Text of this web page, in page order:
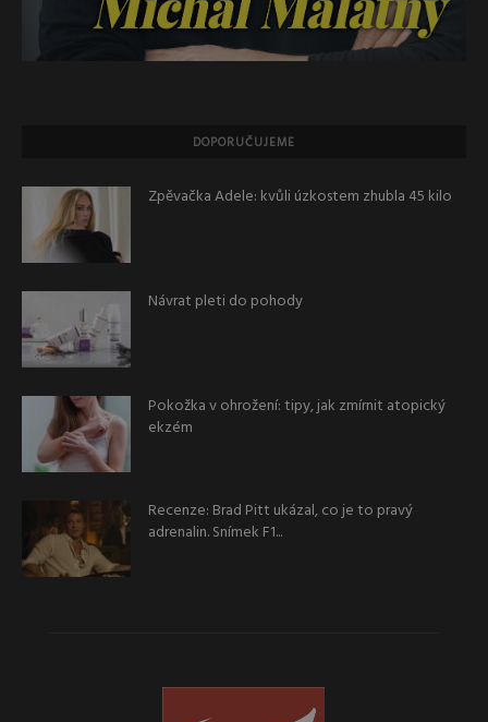
DOPORUČUJEME
Zpěvačka Adele: kvůli úzkostem zhubla 45 kilo
Návrat pleti do pohody
Pokožka v ohrožení: tipy, jak zmírnit atopický
ekzém
Recenze: Brad Pitt ukázal, co je to pravý
adrenalin. Snímek F1...